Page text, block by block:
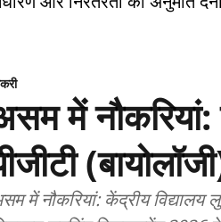
में
में नौकरियां: केंद्रीय विद्यालय